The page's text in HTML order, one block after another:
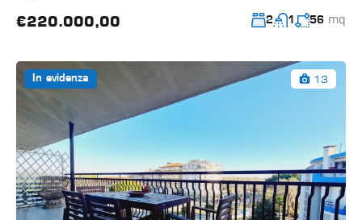
€220.000,00 2 1 56 mq
In evidenza 13